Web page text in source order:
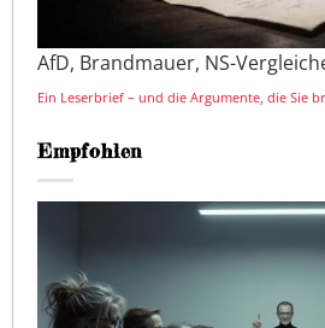
AfD, Brandmauer, NS-
Ein Leserbrief – und die Argumente, die Sie
Empfohlen